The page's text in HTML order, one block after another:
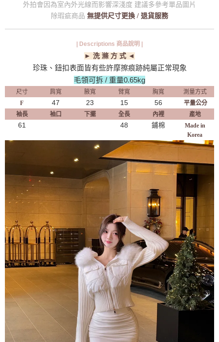
外拍會因為室內外光線而影響深淺度 建議多參考單品圖片
除瑕疵商品 無提供尺寸更換 / 退貨服務
| Descriptions 商品說明 |
► 洗 滌 方 式 ◄
珍珠、鈕扣表面皆有些許摩擦痕跡純屬正常現象
毛領可拆 / 重量0.65kg
尺寸 肩寬 腋寬 臂寬 胸寬
測量方式
F
47 23 15 56
平量公分
袖長
袖口 下擺 全長 內裡 產地
61 48 鋪棉
Made in
Korea